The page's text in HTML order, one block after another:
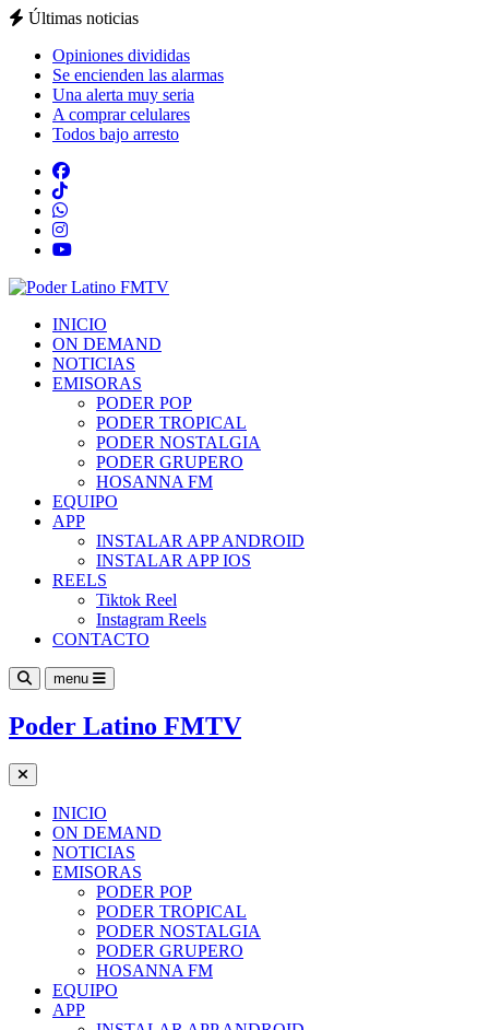
Últimas noticias
Opiniones divididas
Se encienden las alarmas
Una alerta muy seria
A comprar celulares
Todos bajo arresto
INICIO
ON DEMAND
NOTICIAS
EMISORAS
PODER POP
PODER TROPICAL
PODER NOSTALGIA
PODER GRUPERO
HOSANNA FM
EQUIPO
APP
INSTALAR APP ANDROID
INSTALAR APP IOS
REELS
Tiktok Reel
Instagram Reels
CONTACTO
menu
Poder Latino FMTV
INICIO
ON DEMAND
NOTICIAS
EMISORAS
PODER POP
PODER TROPICAL
PODER NOSTALGIA
PODER GRUPERO
HOSANNA FM
EQUIPO
APP